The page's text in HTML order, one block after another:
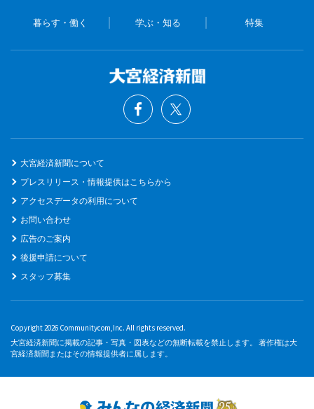
暮らす・働く 学ぶ・知る 特集
大宮経済新聞について
プレスリリース・情報提供はこちらから
アクセスデータの利用について
お問い合わせ
広告のご案内
後援申請について
スタッフ募集
Copyright 2026 Communitycom,Inc. All rights reserved.
大宮経済新聞に掲載の記事・写真・図表などの無断転載を禁止します。 著作権は大
宮経済新聞またはその情報提供者に属します。